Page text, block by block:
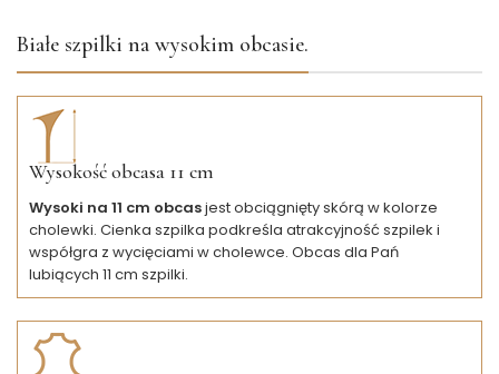
Białe szpilki na wysokim obcasie.
Wysokość obcasa 11 cm
Wysoki na 11 cm obcasjest obciągnięty skórą w kolorze
cholewki. Cienka szpilka podkreśla atrakcyjność szpilek i
współgra z wycięciami w cholewce. Obcas dla Pań
lubiących 11 cm szpilki.